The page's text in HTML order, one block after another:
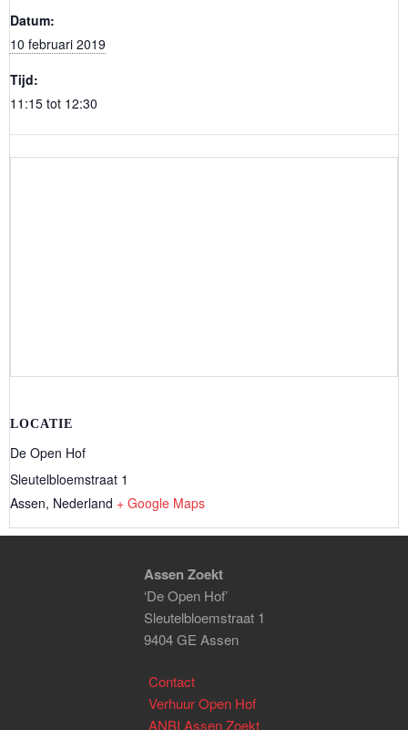
Datum:
10 februari 2019
Tijd:
11:15 tot 12:30
LOCATIE
De Open Hof
Sleutelbloemstraat 1
Assen, Nederland + Google Maps
Assen Zoekt
‘De Open Hof’
Sleutelbloemstraat 1
9404 GE Assen
Contact
Verhuur Open Hof
ANBI Assen Zoekt